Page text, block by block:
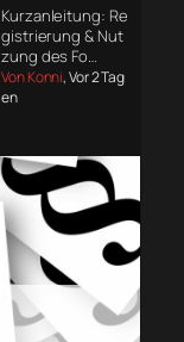
Kurzanleitung: Re
gistrierung & Nut
zung des Fo…
Von Konni, Vor 2 Tag
en